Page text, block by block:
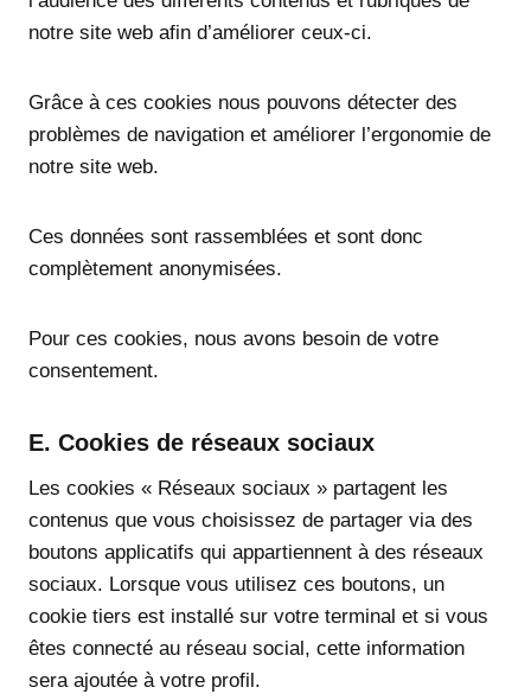
notre site web afin d’améliorer ceux-ci.
Grâce à ces cookies nous pouvons détecter des
problèmes de navigation et améliorer l’ergonomie de
notre site web.
Ces données sont rassemblées et sont donc
complètement anonymisées.
Pour ces cookies, nous avons besoin de votre
consentement.
E. Cookies de réseaux sociaux
Les cookies « Réseaux sociaux » partagent les
contenus que vous choisissez de partager via des
boutons applicatifs qui appartiennent à des réseaux
sociaux. Lorsque vous utilisez ces boutons, un
cookie tiers est installé sur votre terminal et si vous
êtes connecté au réseau social, cette information
sera ajoutée à votre profil.